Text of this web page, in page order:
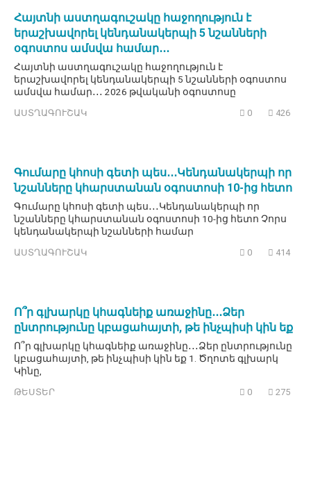
Հայտնի աստղագուշակը հաջողություն է
երաշխավորել կենդանակերպի 5 նշանների
օգոստոս ամսվա համար․․․
Հայտնի աստղագուշակը հաջողություն է
երաշխավորել կենդանակերպի 5 նշանների օգոստոս
ամսվա համար․․․ 2026 թվականի օգոստոսը
ԱՍՏՂԱԳՈՒՇԱԿ 0 426
Գումարը կհոսի գետի պես․․․Կենդանակերպի որ
նշանները կհարստանան օգոստոսի 10-ից հետո
Գումարը կհոսի գետի պես․․․Կենդանակերպի որ
նշանները կհարստանան օգոստոսի 10-ից հետո Չորս
կենդանակերպի նշանների համար
ԱՍՏՂԱԳՈՒՇԱԿ 0 414
Ո՞ր գլխարկը կհագնեիք առաջինը․․․Ձեր
ընտրությունը կբացահայտի, թե ինչպիսի կին եք
Ո՞ր գլխարկը կհագնեիք առաջինը․․․Ձեր ընտրությունը
կբացահայտի, թե ինչպիսի կին եք 1. Ծղոտե գլխարկ
Կինը,
ԹԵՍՏԵՐ 0 275